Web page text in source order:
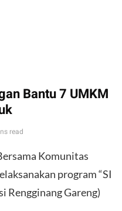
Bantu 7 UMKM
read
Komunitas
program “SI
Rengginang Gareng)